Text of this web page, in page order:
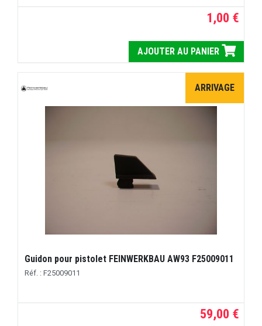
1,00 €
AJOUTER AU PANIER
ARRIVAGE
Guidon pour pistolet FEINWERKBAU AW93 F25009011
Réf. : F25009011
59,00 €